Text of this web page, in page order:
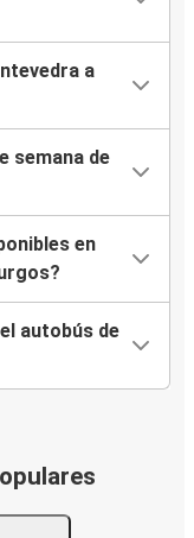
a
semana de
en
autobús de